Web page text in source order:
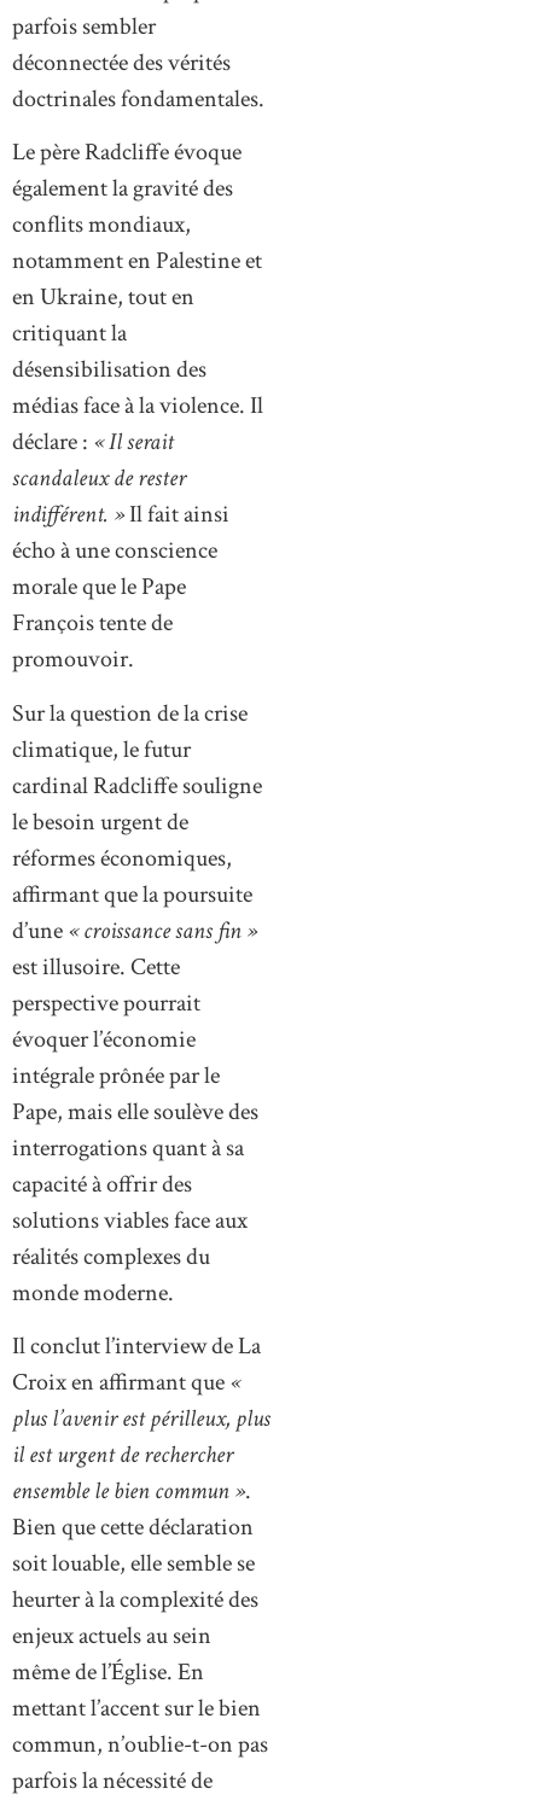
parfois sembler
déconnectée des vérités
doctrinales fondamentales.
Le père Radcliffe évoque
également la gravité des
conflits mondiaux,
notamment en Palestine et
en Ukraine, tout en
critiquant la
désensibilisation des
médias face à la violence. Il
déclare : « Il serait
scandaleux de rester
indifférent. »Il fait ainsi
écho à une conscience
morale que le Pape
François tente de
promouvoir.
Sur la question de la crise
climatique, le futur
cardinal Radcliffe souligne
le besoin urgent de
réformes économiques,
affirmant que la poursuite
d’une« croissance sans fin »
est illusoire. Cette
perspective pourrait
évoquer l’économie
intégrale prônée par le
Pape, mais elle soulève des
interrogations quant à sa
capacité à offrir des
solutions viables face aux
réalités complexes du
monde moderne.
Il conclut l’interview de La
Croix en affirmant que«
plus l’avenir est périlleux, plus
il est urgent de rechercher
ensemble le bien commun ».
Bien que cette déclaration
soit louable, elle semble se
heurter à la complexité des
enjeux actuels au sein
même de l’Église. En
mettant l’accent sur le bien
commun, n’oublie-t-on pas
parfois la nécessité de